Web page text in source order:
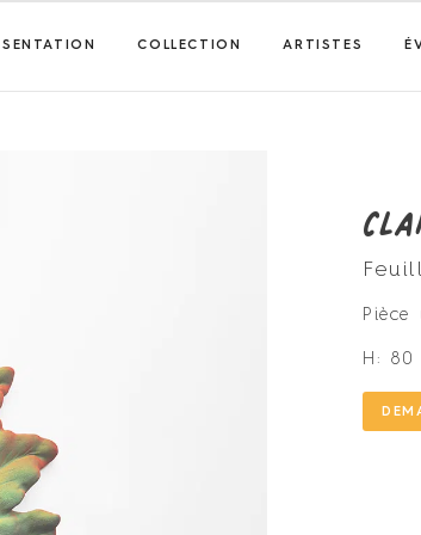
COLLECTION ARTISTES
Pièce
H: 80